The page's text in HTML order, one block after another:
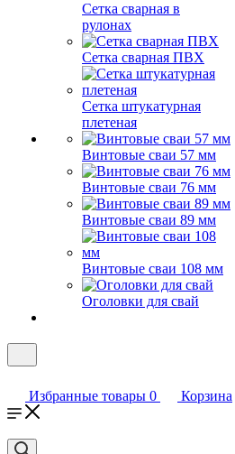
Сетка сварная в
рулонах
Сетка сварная ПВХ
Сетка штукатурная
плетеная
Винтовые сваи 57 мм
Винтовые сваи 76 мм
Винтовые сваи 89 мм
Винтовые сваи 108 мм
Оголовки для свай
Избранные товары 0 Корзина